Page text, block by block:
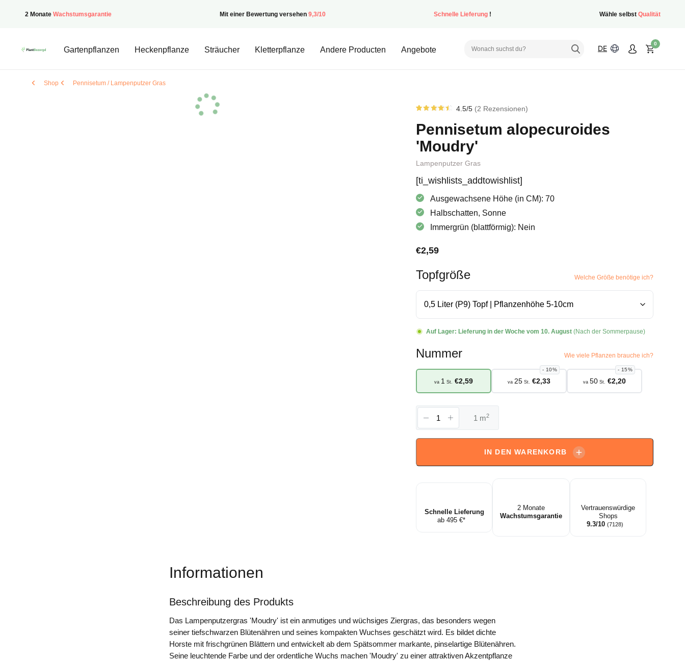
2 Monate Wachstumsgarantie Mit einer Bewertung versehen 9,3/10 Schnelle Lieferung ! Wähle selbst Qualität
PflanzenGeliefert
Gartenpflanzen Heckenpflanze Sträucher Kletterpflanze Andere Producten Angebote DE
0
Shop Pennisetum / Lampenputzer Gras
5 von
Kundenstimmen
4.5/5 2 Rezensionen
Pennisetum alopecuroides
'Moudry'
Lampenputzer Gras
[ti_wishlists_addtowishlist]
Ausgewachsene Höhe (in CM): 70
Halbschatten, Sonne
Immergrün (blattförmig): Nein
€2,59
Topfgröße Welche Größe benötige ich?
Auf Lager: Lieferung in der Woche vom 10. August (Nach der Sommerpause)
Nummer Wie viele Pflanzen brauche ich?
va 1 St. €2,59 va 25St. €2,33
10%
va 50St. €2,20
15%
Pennisetum
alopecuroides
-
m2
IN DEN WARENKORB
Schnelle Lieferung
ab 495 €*
2 Monate
Wachstumsgarantie
Vertrauenswürdige
Shops
9.3/10 (7128)
Informationen
Beschreibung des Produkts
Das Lampenputzergras 'Moudry' ist ein anmutiges und wüchsiges Ziergras, das besonders wegen
seiner tiefschwarzen Blütenähren und seines kompakten Wuchses geschätzt wird. Es bildet dichte
Horste mit frischgrünen Blättern und entwickelt ab dem Spätsommer markante, pinselartige Blütenähren.
Seine leuchtende Farbe und der ordentliche Wuchs machen 'Moudry' zu einer attraktiven Akzentpflanze